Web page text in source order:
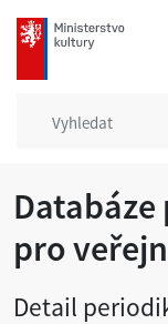
mkcr.cz
pro
Detail